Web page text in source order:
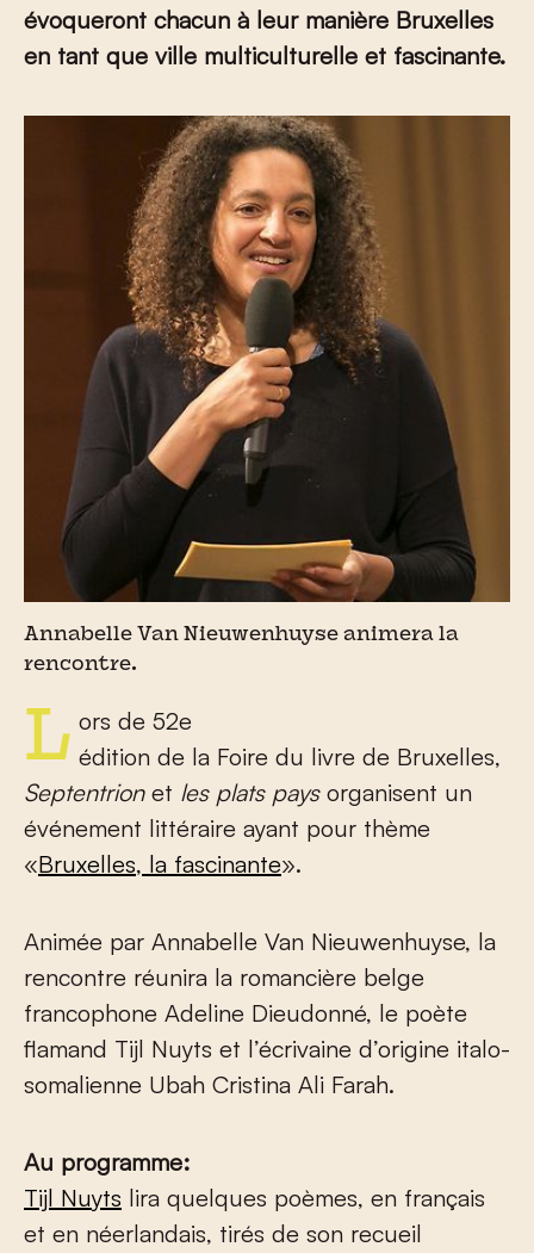
évoqueront chacun à leur manière Bruxelles
en tant que ville multiculturelle et fascinante.
Annabelle Van Nieuwenhuyse animera la
rencontre.
Lors de 52e
édition de la Foire du livre de Bruxelles,
Septentrionet les plats paysorganisent un
événement littéraire ayant pour thème
«Bruxelles, la fascinante».
Animée par Annabelle Van Nieuwenhuyse, la
rencontre réunira la romancière belge
francophone Adeline Dieudonné, le poète
flamand Tijl Nuyts et l’écrivaine d’origine italo-
somalienne Ubah Cristina Ali Farah.
Au programme:
Tijl Nuyts lira quelques poèmes, en français
et en néerlandais, tirés de son recueil